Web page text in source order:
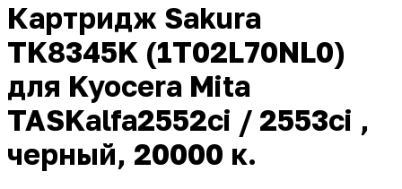
Картридж Sakura
TK8345K (1T02L70NL0)
для Kyocera Mita
TASKalfa2552ci / 2553ci ,
черный, 20000 к.